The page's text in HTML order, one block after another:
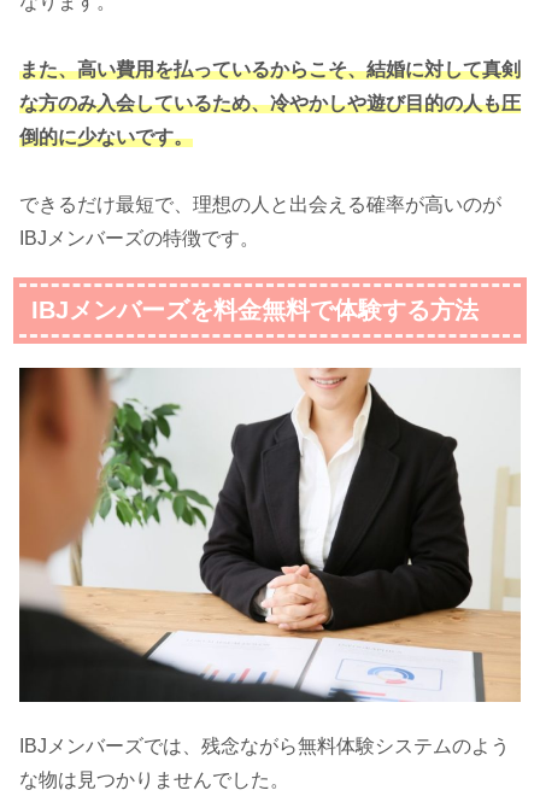
また、高い費用を払っているからこそ、結婚に対して真剣
な方のみ入会しているため、冷やかしや遊び目的の人も圧
倒的に少ないです。
できるだけ最短で、理想の人と出会える確率が高いのが
IBJメンバーズの特徴です。
IBJメンバーズを料金無料で体験する方法
IBJメンバーズでは、残念ながら無料体験システムのよう
な物は見つかりませんでした。